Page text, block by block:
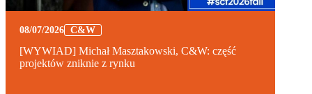
08/07/2026 C&W
[WYWIAD] Michał Masztakowski, C&W: część
projektów zniknie z rynku